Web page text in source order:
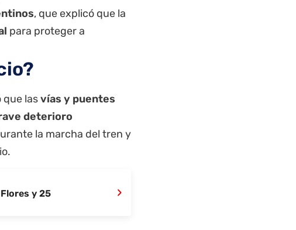
, que explicó que la
para proteger a
que lasvías y puentes
deterioro
la marcha del tren y
y 25
›